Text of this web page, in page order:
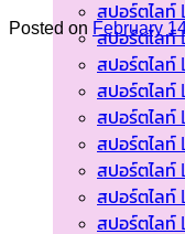
สปอร์ตไลท์
สปอร์ตไลท์
สปอร์ตไลท์
สปอร์ตไลท์
สปอร์ตไลท์
สปอร์ตไลท์
สปอร์ตไลท์
สปอร์ตไลท์
สปอร์ตไลท์
Posted on February